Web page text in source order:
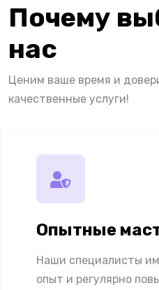
Почему
нас
Ценим ваше время и
качественные услуги!
Опытные
Наши специалисты
опыт и регулярно